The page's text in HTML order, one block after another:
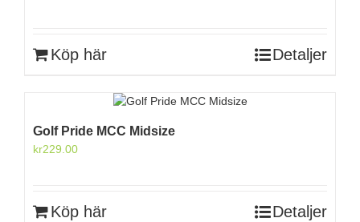
Köp här Detaljer
Golf Pride MCC Midsize
kr229.00
Köp här Detaljer